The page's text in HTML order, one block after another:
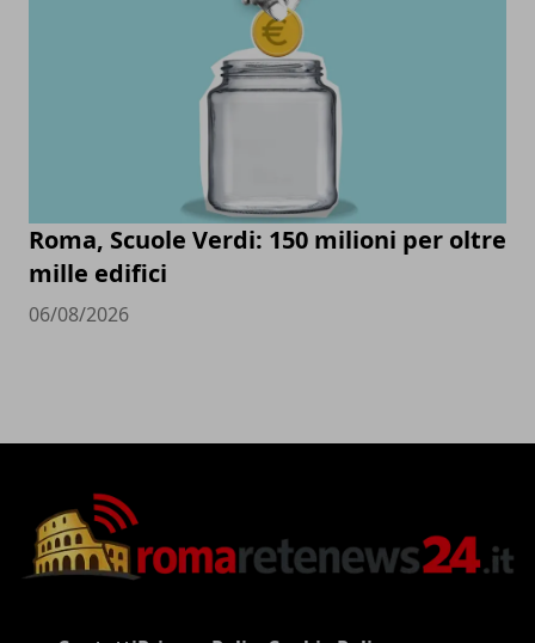
Roma, Scuole Verdi: 150 milioni per oltre
mille edifici
06/08/2026